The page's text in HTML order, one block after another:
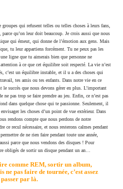
qui refusent telles ou telles choses à leurs fans,
qu’on leur doit beaucoup. Je crois aussi que nous
qui émeut, qui donne de l’émotion aux gens. Mais
tu leur appartiens forcément. Tu ne peux pas les
ligne que tu aimerais bien que personne ne
à ce que cet équilibre soit respecté. La vie n’est
c’est un équilibre instable, et il u a des choses qui
tes amis ou tes enfants. Dans notre vie en ce
succès que nous devons gérer en plus. L’important
ne pas trop se faire prendre au jeu. Enfin, ce n’est pas
dans quelque chose qui te passionne. Seulement, il
les choses d’un point de vue extérieur. Dans
rendons compte que nous perdons de notre
ce recul nécessaire, et nous resterons calmes pendant
de ne rien faire pendant toute une année,
parce que nous vendons des disques ! Pour
obligés de sortir un disque pendant un an…
comme REM, sortir un album,
ne pas faire de tournée, c’est assez
par là.